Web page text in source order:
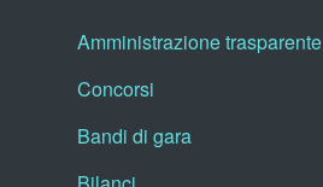
Amministrazione trasparente
Concorsi
Bandi di gara